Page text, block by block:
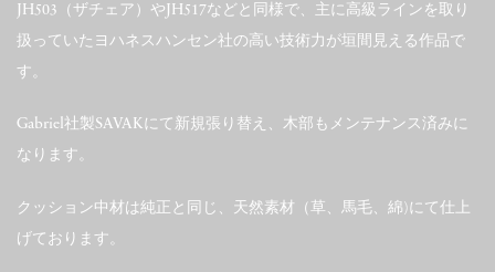
JH503（ザチェア）やJH517などと同様で、主に高級ラインを取り
扱っていたヨハネスハンセン社の高い技術力が垣間見える作品で
す。
Gabriel社製SAVAKにて新規張り替え、木部もメンテナンス済みに
なります。
クッション中材は純正と同じ、天然素材（草、馬毛、綿)にて仕上
げております。